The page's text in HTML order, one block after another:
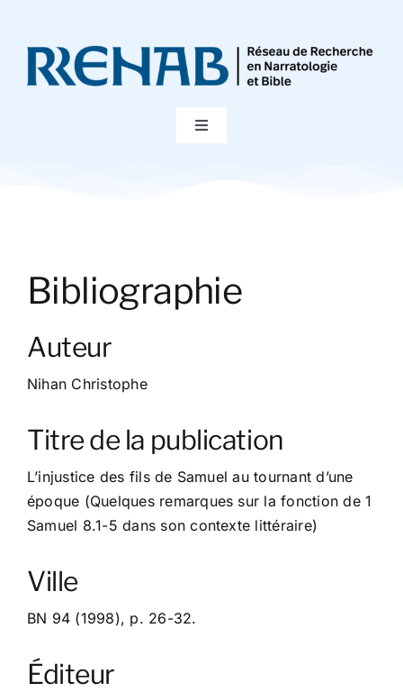
contenu
Toggle
Publications
Bibliographie
Contact
Bibliographie
Auteur
Nihan Christophe
Titre de la publication
L’injustice des fils de Samuel au tournant d’une
époque (Quelques remarques sur la fonction de 1
Samuel 8.1-5 dans son contexte littéraire)
Ville
BN 94 (1998), p. 26-32.
Éditeur